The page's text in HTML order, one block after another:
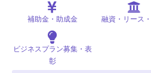
補助金・助成金 融資・リース
ビジネスプラン募集・表
彰